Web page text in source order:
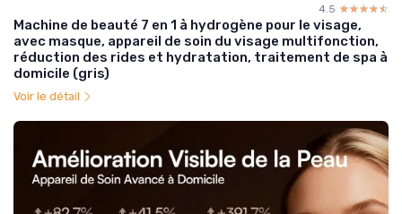
4.5 ☆☆☆☆☆
★★★★★
Machine de beauté 7 en 1 à hydrogène pour le visage,
avec masque, appareil de soin du visage multifonction,
réduction des rides et hydratation, traitement de spa à
domicile (gris)
Voir le détail